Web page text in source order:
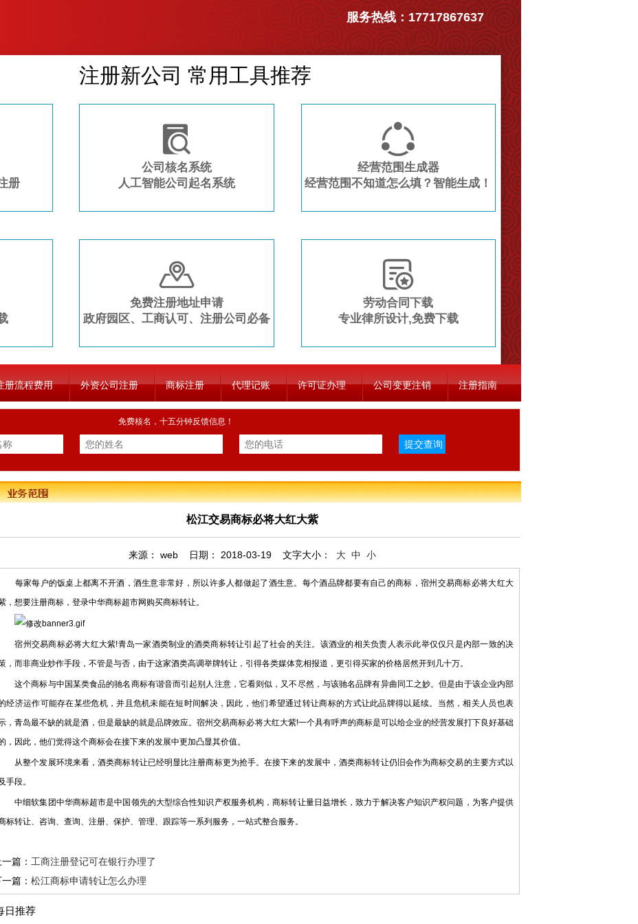
注册新公司 常用工具推荐
册

公司核名系统
人工智能公司起名系统

经营范围生成器
经营范围不知道怎么填？智能生成！

免费注册地址申请
政府园区、工商认可、注册公司必备

劳动合同下载
专业律所设计,免费下载
服务热线：17717867637
册流程费用 外资公司注册 商标注册 代理记账 许可证办理 公司变更注销 注册指南
免费核名，十五分钟反馈信息！
松江交易商标必将大红大紫
来源： web 日期： 2018-03-19 文字大小： 大 中 小
每家每户的饭桌上都离不开酒，酒生意非常好，所以许多人都做起了酒生意。每个酒品牌都要有自己的商标，宿州交易商标必将大红大
，想要注册商标，登录中华商标超市网购买商标转让。
宿州交易商标必将大红大紫!青岛一家酒类制业的酒类商标转让引起了社会的关注。该酒业的相关负责人表示此举仅仅只是内部一致的决
，而非商业炒作手段，不管是与否，由于这家酒类高调举牌转让，引得各类媒体竞相报道，更引得买家的价格居然开到几十万。
这个商标与中国某类食品的驰名商标有谐音而引起别人注意，它看则似，又不尽然，与该驰名品牌有异曲同工之妙。但是由于该企业内部
经济运作可能存在某些危机，并且危机未能在短时间解决，因此，他们希望通过转让商标的方式让此品牌得以延续。当然，相关人员也表
，青岛最不缺的就是酒，但是最缺的就是品牌效应。宿州交易商标必将大红大紫!一个具有呼声的商标是可以给企业的经营发展打下良好基础
，因此，他们觉得这个商标会在接下来的发展中更加凸显其价值。
从整个发展环境来看，酒类商标转让已经明显比注册商标更为抢手。在接下来的发展中，酒类商标转让仍旧会作为商标交易的主要方式以
手段。
中细软集团中华商标超市是中国领先的大型综合性知识产权服务机构，商标转让量日益增长，致力于解决客户知识产权问题，为客户提供
标转让、咨询、查询、注册、保护、管理、跟踪等一系列服务，一站式整合服务。
一篇： 工商注册登记可在银行办理了
篇： 松江商标申请转让怎么办理
日推荐